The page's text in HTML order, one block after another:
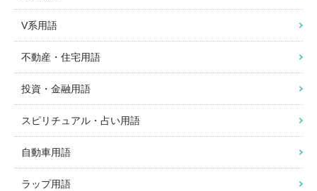
V系用語
不動産・住宅用語
投資・金融用語
スピリチュアル・占い用語
自動車用語
ラップ用語